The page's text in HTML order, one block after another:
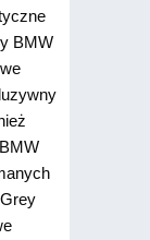
BMW